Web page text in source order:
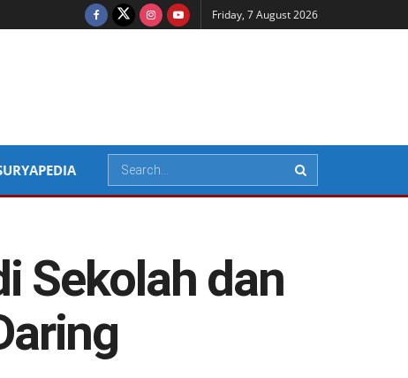
Friday, 7 August 2026
Sekolah dan